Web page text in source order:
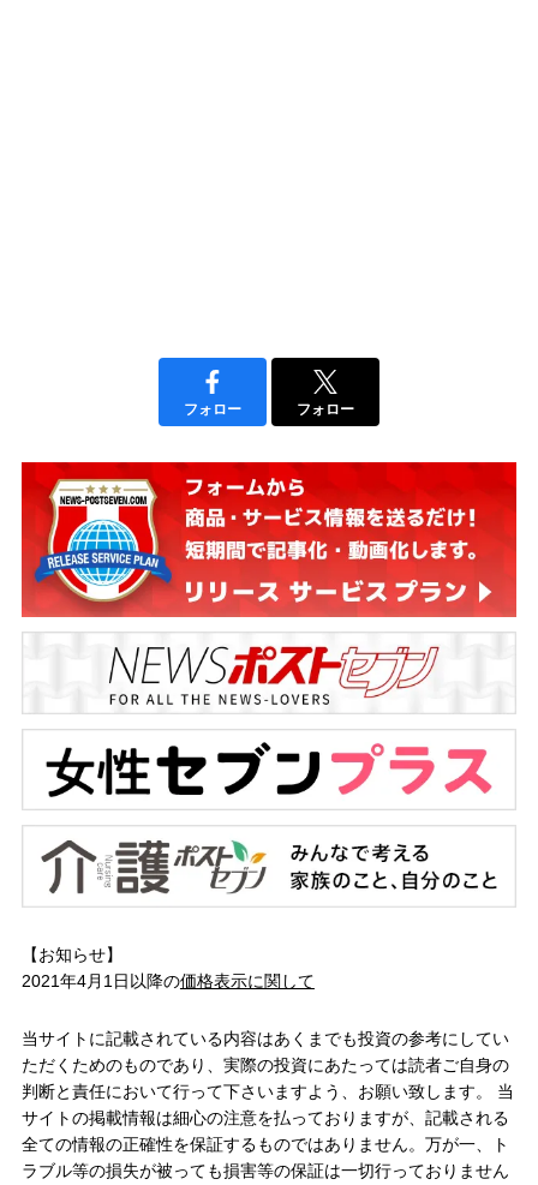
フォロー フォロー
【お知らせ】
2021年4月1日以降の価格表示に関して
当サイトに記載されている内容はあくまでも投資の参考にしてい
ただくためのものであり、実際の投資にあたっては読者ご自身の
判断と責任において行って下さいますよう、お願い致します。 当
サイトの掲載情報は細心の注意を払っておりますが、記載される
全ての情報の正確性を保証するものではありません。万が一、ト
ラブル等の損失が被っても損害等の保証は一切行っておりません